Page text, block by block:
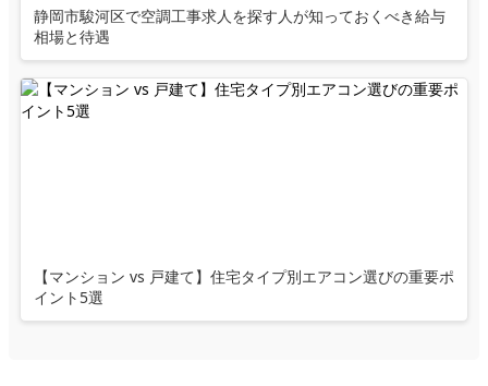
静岡市駿河区で空調工事求人を探す人が知っておくべき給与
相場と待遇
【マンション vs 戸建て】住宅タイプ別エアコン選びの重要ポ
イント5選